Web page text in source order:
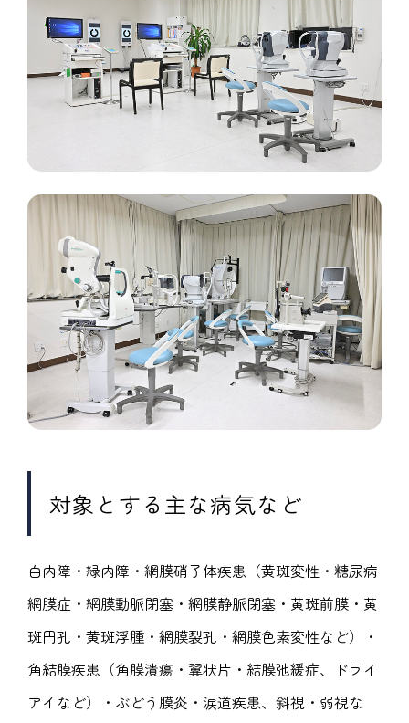
対象とする主な病気など
白内障・緑内障・網膜硝子体疾患（黄斑変性・糖尿病
網膜症・網膜動脈閉塞・網膜静脈閉塞・黄斑前膜・黄
斑円孔・黄斑浮腫・網膜裂孔・網膜色素変性など）・
角結膜疾患（角膜潰瘍・翼状片・結膜弛緩症、ドライ
アイなど）・ぶどう膜炎・涙道疾患、斜視・弱視な